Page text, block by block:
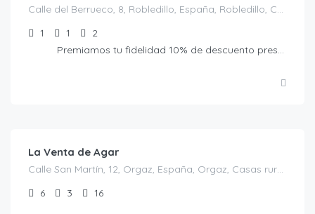
Calle del Berrueco, 8, Robledillo, España, Robledillo, Casas Rurales en Ávila, España
1
1
2
Premiamos tu fidelidad 10% de descuento presentando la Tarjeta Amiga. No acumulable a otras ofertas
La Venta de Agar
Calle San Martín, 12, Orgaz, España, Orgaz, Casas rurales en Toledo, España
6
3 16